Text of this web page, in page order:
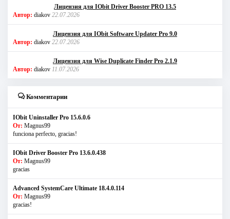
Лицензия для IObit Driver Booster PRO 13.5
Автор: diakov 22.07.2026
Лицензия для IObit Software Updater Pro 9.0
Автор: diakov 22.07.2026
Лицензия для Wise Duplicate Finder Pro 2.1.9
Автор: diakov 11.07.2026
Комментарии
IObit Uninstaller Pro 15.6.0.6
От: Magnus99
funciona perfecto, gracias!
IObit Driver Booster Pro 13.6.0.438
От: Magnus99
gracias
Advanced SystemCare Ultimate 18.4.0.114
От: Magnus99
gracias!